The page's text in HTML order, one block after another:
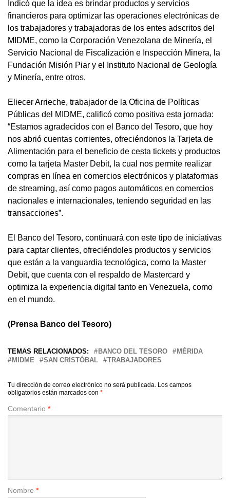
Indicó que la idea es brindar productos y servicios
financieros para optimizar las operaciones electrónicas de
los trabajadores y trabajadoras de los entes adscritos del
MIDME, como la Corporación Venezolana de Minería, el
Servicio Nacional de Fiscalización e Inspección Minera, la
Fundación Misión Piar y el Instituto Nacional de Geología
y Minería, entre otros.
Eliecer Arrieche, trabajador de la Oficina de Políticas
Públicas del MIDME, calificó como positiva esta jornada:
“Estamos agradecidos con el Banco del Tesoro, que hoy
nos abrió cuentas corrientes, ofreciéndonos la Tarjeta de
Alimentación para el beneficio de cesta tickets y productos
como la tarjeta Master Debit, la cual nos permite realizar
compras en línea en comercios electrónicos y plataformas
de streaming, así como pagos automáticos en comercios
nacionales e internacionales, teniendo seguridad en las
transacciones”.
El Banco del Tesoro, continuará con este tipo de iniciativas
para captar clientes, ofreciéndoles productos y servicios
que están a la vanguardia tecnológica, como la Master
Debit, que cuenta con el respaldo de Mastercard y
optimiza la experiencia digital tanto en Venezuela, como
en el mundo.
(Prensa Banco del Tesoro)
TEMAS RELACIONADOS: BANCO DEL TESORO
MÉRIDA
MIDME
SAN CRISTÓBAL TRABAJADORES
Tu dirección de correo electrónico no será publicada. Los campos
obligatorios están marcados con *
Comentario *
Nombre *